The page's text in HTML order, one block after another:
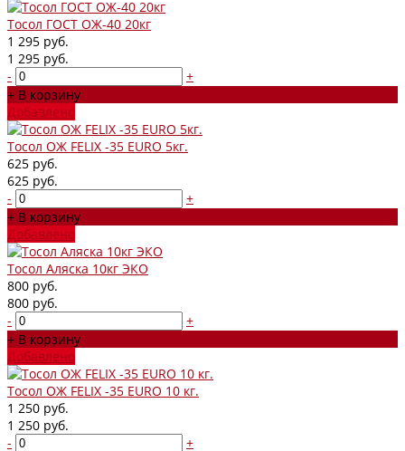
Тосол ГОСТ ОЖ-40 20кг
1 295 руб.
1 295 руб.
-
+
+ В корзину
Добавлено
Тосол ОЖ FELIX -35 EURO 5кг.
625 руб.
625 руб.
-
+
+ В корзину
Добавлено
Тосол Аляска 10кг ЭКО
800 руб.
800 руб.
-
+
+ В корзину
Добавлено
Тосол ОЖ FELIX -35 EURO 10 кг.
1 250 руб.
1 250 руб.
-
+